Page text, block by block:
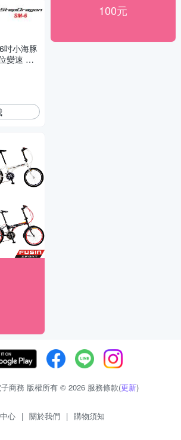
吋小海豚
變速 搭
100元
商務 版權所有 © 2026 服務條款(更新)
心 | 關於我們 | 購物須知